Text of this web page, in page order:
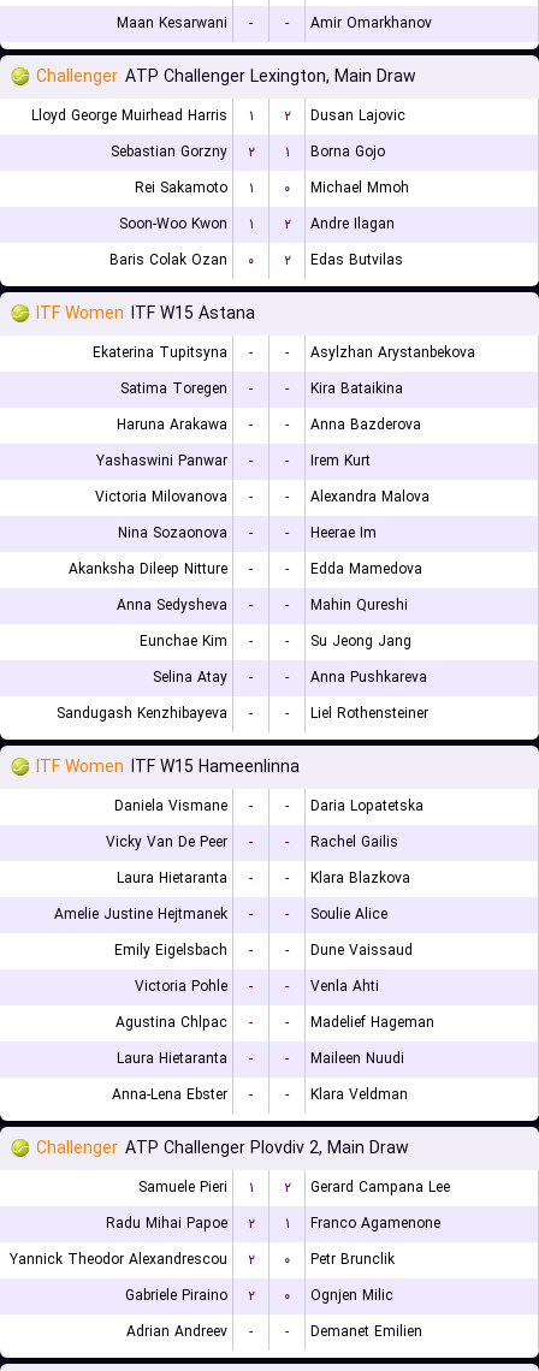
Maan Kesarwani
- - Amir Omarkhanov
Challenger ATP Challenger Lexington, Main Draw
Lloyd George Muirhead Harris ۱ ۲
Dusan Lajovic
Sebastian Gorzny
۲ ۱
Borna Gojo
Rei Sakamoto
۱ ۰
Michael Mmoh
Soon-Woo Kwon
۱ ۲
Andre Ilagan
Baris Colak Ozan
۰ ۲ Edas Butvilas
ITF Women ITF W15 Astana
Ekaterina Tupitsyna - -
Asylzhan Arystanbekova
Satima Toregen
- -
Kira Bataikina
Haruna Arakawa
- -
Anna Bazderova
Yashaswini Panwar
- -
Irem Kurt
Victoria Milovanova
- -
Alexandra Malova
Nina Sozaonova
- -
Heerae Im
Akanksha Dileep Nitture
- -
Edda Mamedova
Anna Sedysheva
- -
Mahin Qureshi
Eunchae Kim
- -
Su Jeong Jang
Selina Atay
- -
Anna Pushkareva
Sandugash Kenzhibayeva
- - Liel Rothensteiner
ITF Women ITF W15 Hameenlinna
Daniela Vismane - -
Daria Lopatetska
Vicky Van De Peer
- -
Rachel Gailis
Laura Hietaranta
- -
Klara Blazkova
Amelie Justine Hejtmanek
- -
Soulie Alice
Emily Eigelsbach
- -
Dune Vaissaud
Victoria Pohle
- -
Venla Ahti
Agustina Chlpac
- -
Madelief Hageman
Laura Hietaranta
- -
Maileen Nuudi
Anna-Lena Ebster
- - Klara Veldman
Challenger ATP Challenger Plovdiv 2, Main Draw
Samuele Pieri ۱ ۲
Gerard Campana Lee
Radu Mihai Papoe
۲ ۱
Franco Agamenone
Yannick Theodor Alexandrescou
۲ ۰
Petr Brunclik
Gabriele Piraino
۲ ۰
Ognjen Milic
Adrian Andreev
- - Demanet Emilien